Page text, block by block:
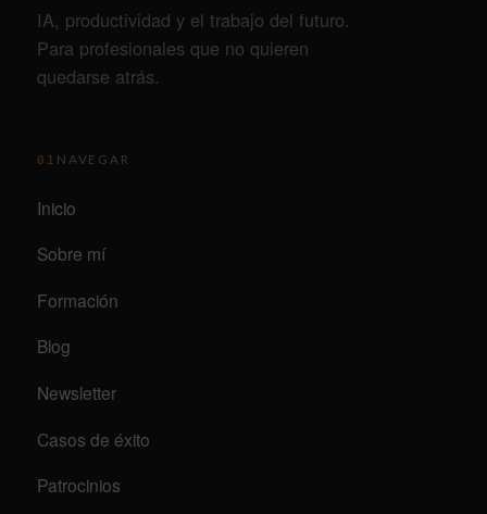
IA, productividad y el trabajo del futuro.
Para profesionales que no quieren
quedarse atrás.
01 NAVEGAR
Inicio
Sobre mí
Formación
Blog
Newsletter
Casos de éxito
Patrocinios